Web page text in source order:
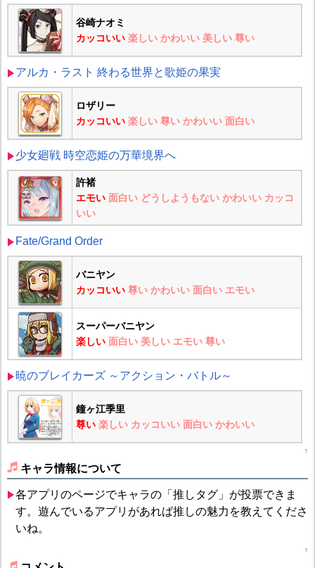
谷崎ナオミ
カッコいい 楽しい かわいい 美しい 尊い
アルカ・ラスト 終わる世界と歌姫の果実
ロザリー
カッコいい 楽しい 尊い かわいい 面白い
少女廻戦 時空恋姫の万華境界へ
許褚
エモい 面白い どうしようもない かわいい カッコ
いい
Fate/Grand Order
バニヤン
カッコいい 尊い かわいい 面白い エモい
スーパーバニヤン
楽しい 面白い 美しい エモい 尊い
暁のブレイカーズ ～アクション・バトル～
鐘ヶ江季里
尊い 楽しい カッコいい 面白い かわいい
↑
キャラ情報について
各アプリのページでキャラの「推しタグ」が投票できま
す。遊んでいるアプリがあれば推しの魅力を教えてくださ
いね。
↑